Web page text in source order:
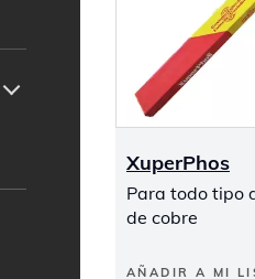
XuperPhos
Para todo tipo
de cobre
AÑADIR A MI